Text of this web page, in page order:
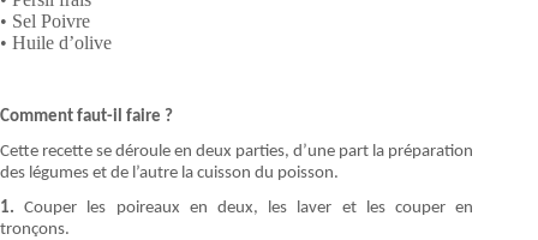
• Sel Poivre
• Huile d’olive
Comment faut-il faire ?
Cette recette se déroule en deux parties, d’une part la préparation
des légumes et de l’autre la cuisson du poisson.
1.Couper les poireaux en deux, les laver et les couper en
tronçons.